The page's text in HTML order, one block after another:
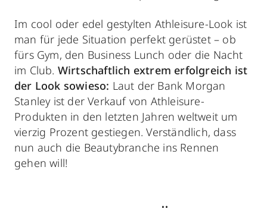
Im cool oder edel gestylten Athleisure-Look ist
man für jede Situation perfekt gerüstet – ob
fürs Gym, den Business Lunch oder die Nacht
im Club. Wirtschaftlich extrem erfolgreich ist
der Look sowieso: Laut der Bank Morgan
Stanley ist der Verkauf von Athleisure-
Produkten in den letzten Jahren weltweit um
vierzig Prozent gestiegen. Verständlich, dass
nun auch die Beautybranche ins Rennen
gehen will!